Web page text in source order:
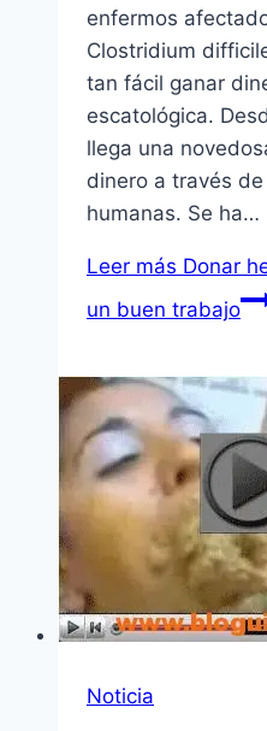
enfermos
Clostridium
tan fácil ganar
escatológica.
llega una
dinero a través
humanas. Se ha…
Leer más Donar
un buen trabajo
Noticia